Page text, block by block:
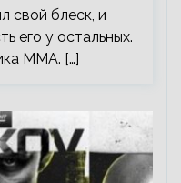
свой блеск, и
его у остальных.
ММА. […]